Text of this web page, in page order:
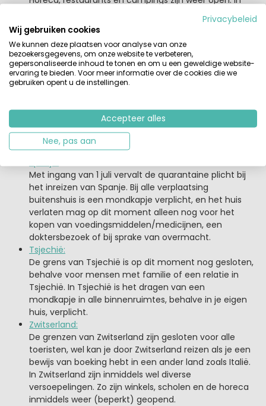
minimale afstand tussen personen uit andere
regio's is een quarantaine nog wel vereist, informeer
hierover bij je accommodatie verstrekker.
Slovenië:
Om Slovenië in te komen moet je kunnen aantonen
In Slovenië zijn evenementen tot 200 mensen
toegestaan. In het OV, en andere plaatsen waar 1.5
meter afstand niet handelbaar is, geldt dat een
mondkapje verplicht is.
Met ingang van 1 juli vervalt de quarantaine plicht bij
het inreizen van Spanje. Bij alle verplaatsing
buitenshuis is een mondkapje verplicht, en het huis
verlaten mag op dit moment alleen nog voor het
kopen van voedingsmiddelen/medicijnen, een
doktersbezoek of bij sprake van overmacht.
Tsjechië:
De grens van Tsjechië is op dit moment nog gesloten,
behalve voor mensen met familie of een relatie in
Tsjechië. In Tsjechië is het dragen van een
mondkapje in alle binnenruimtes, behalve in je eigen
huis, verplicht.
Zwitserland:
De grenzen van Zwitserland zijn gesloten voor alle
toeristen, wel kan je door Zwitserland reizen als je een
bewijs van boeking hebt in een ander land zoals Italië.
In Zwitserland zijn inmiddels wel diverse
versoepelingen. Zo zijn winkels, scholen en de horeca
inmiddels weer (beperkt) geopend.
Privacybeleid
Wij gebruiken cookies
We kunnen deze plaatsen voor analyse van onze
bezoekersgegevens, om onze website te verbeteren,
gepersonaliseerde inhoud te tonen en om u een geweldige website-
ervaring te bieden. Voor meer informatie over de cookies die we
gebruiken opent u de instellingen.
Accepteer alles
Nee, pas aan